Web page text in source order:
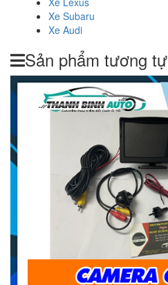
Xe Subaru
Xe Audi
Sản phẩm tương tự